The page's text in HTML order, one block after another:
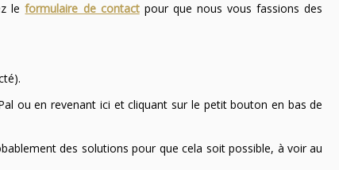
leformulaire de contactpour que nous vous fassions des
ou en revenant ici et cliquant sur le petit bouton en bas de
des solutions pour que cela soit possible, à voir au